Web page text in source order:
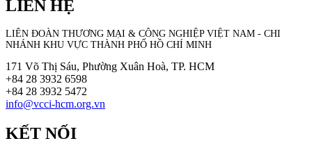
LIÊN HỆ
LIÊN ĐOÀN THƯƠNG MẠI & CÔNG NGHIỆPVIỆT NAM - CHI
NHÁNH KHU VỰC THÀNH PHỐ HỒ CHÍ MINH
171 Võ Thị Sáu, Phường Xuân Hoà, TP. HCM
+84 28 3932 6598
+84 28 3932 5472
info@vcci-hcm.org.vn
KẾT NỐI